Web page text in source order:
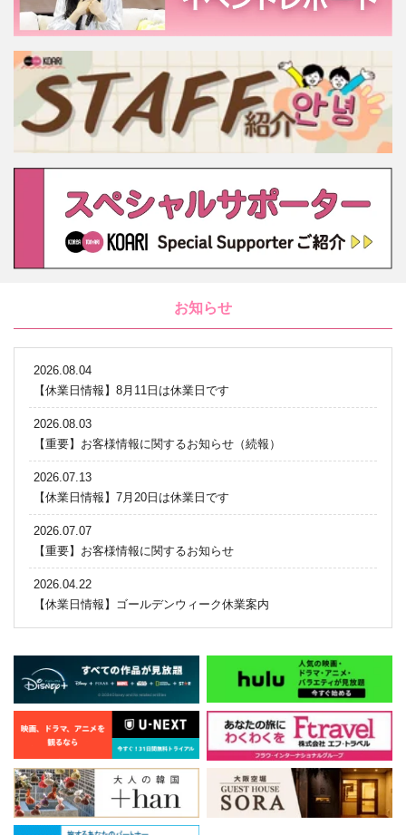
お知らせ
2026.08.04
【休業日情報】8月11日は休業日です
2026.08.03
【重要】お客様情報に関するお知らせ（続報）
2026.07.13
【休業日情報】7月20日は休業日です
2026.07.07
【重要】お客様情報に関するお知らせ
2026.04.22
【休業日情報】ゴールデンウィーク休業案内